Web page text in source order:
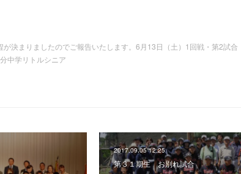
決まりましたのでご報告いたします。6月13日（土）1回戦・第2試合
中学リトルシニア
2017.09.05 12:25
第３１期生 お別れ試合